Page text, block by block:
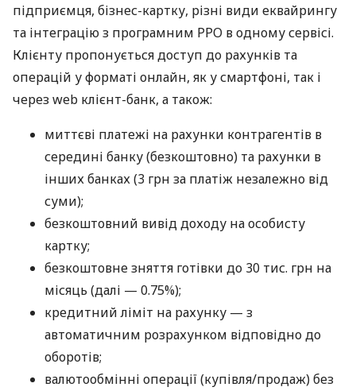
підприємця, бізнес-картку, різні види еквайрингу
та інтеграцію з програмним РРО в одному сервісі.
Клієнту пропонується доступ до рахунків та
операцій у форматі онлайн, як у смартфоні, так і
через web клієнт-банк, а також:
миттєві платежі на рахунки контрагентів в
середині банку (безкоштовно) та рахунки в
інших банках (3 грн за платіж незалежно від
суми);
безкоштовний вивід доходу на особисту
картку;
безкоштовне зняття готівки до 30 тис. грн на
місяць (далі — 0.75%);
кредитний ліміт на рахунку — з
автоматичним розрахунком відповідно до
оборотів;
валютообмінні операції (купівля/продаж) без